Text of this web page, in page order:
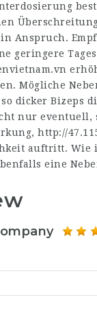
Anspruch.
geringere
Mögliche
dicker Bizeps
nur eventuell,
http://
auftritt. Wie
eine